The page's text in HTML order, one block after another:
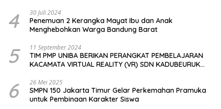
4 30 Juli 2024
Penemuan 2 Kerangka Mayat Ibu dan Anak
Menghebohkan Warga Bandung Barat
5 11 September 2024
TIM PMP UNIBA BERIKAN PERANGKAT PEMBELAJARAN
KACAMATA VIRTUAL REALITY (VR) SDN KADUBEURUK
6 26 Mei 2025
SMPN 150 Jakarta Timur Gelar Perkemahan Pramuka
untuk Pembinaan Karakter Siswa